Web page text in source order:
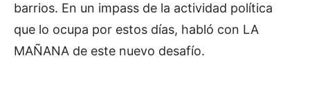
barrios. En un impass de la actividad política
que lo ocupa por estos días, habló con LA
MAÑANA de este nuevo desafío.